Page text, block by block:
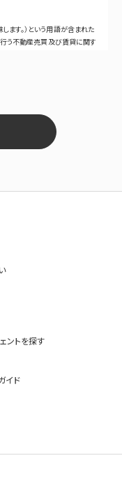
ます。）という用語が含まれた
行う不動産売買及び賃貸に関す
う対象となる事業者（サブラ
約等」といいます。）に違反す
といいます。）、②KWブランド
する個人を意味します。また、
報について、当社、KWライ
いて）、並びに人材採用活動
当社又はKWライセンサーか
主、新株予約権者等の個人情
引の実績について、個人を識
者は、当社サービスに関連す
ントを探す
イド